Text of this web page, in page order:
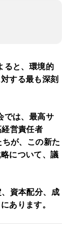
ると、環境的
する最も深刻
では、最高サ
経営責任者
ちが、この新た
について、議
資本配分、成
あります。